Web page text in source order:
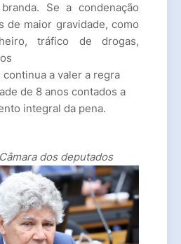
Se a condenação
de maior gravidade, como
tráfico de drogas,
continua a valer a regra
de 8 anos contados a
integral da pena.
dos deputados